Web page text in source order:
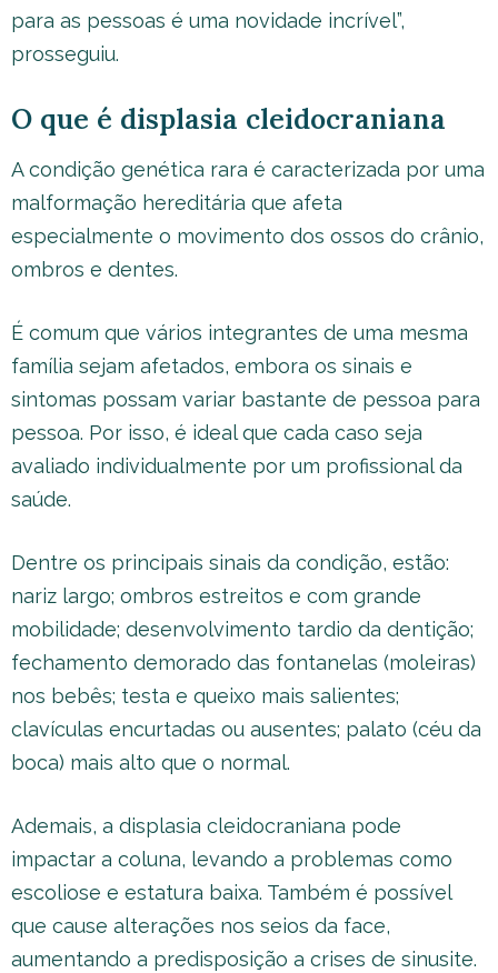
para as pessoas é uma novidade incrível”,
prosseguiu.
O que é displasia cleidocraniana
A condição genética rara é caracterizada por uma
malformação hereditária que afeta
especialmente o movimento dos ossos do crânio,
ombros e dentes.
É comum que vários integrantes de uma mesma
família sejam afetados, embora os sinais e
sintomas possam variar bastante de pessoa para
pessoa. Por isso, é ideal que cada caso seja
avaliado individualmente por um profissional da
saúde.
Dentre os principais sinais da condição, estão:
nariz largo; ombros estreitos e com grande
mobilidade; desenvolvimento tardio da dentição;
fechamento demorado das fontanelas (moleiras)
nos bebês; testa e queixo mais salientes;
clavículas encurtadas ou ausentes; palato (céu da
boca) mais alto que o normal.
Ademais, a displasia cleidocraniana pode
impactar a coluna, levando a problemas como
escoliose e estatura baixa. Também é possível
que cause alterações nos seios da face,
aumentando a predisposição a crises de sinusite.